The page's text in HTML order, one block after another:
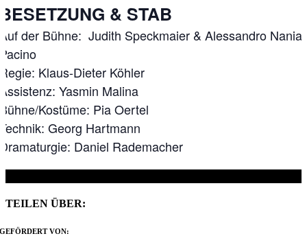
BESETZUNG & STAB
Auf der Bühne: Judith Speckmaier & Alessandro Nania
Pacino
Regie: Klaus-Dieter Köhler
Assistenz: Yasmin Malina
Bühne/Kostüme: Pia Oertel
Technik: Georg Hartmann
Dramaturgie: Daniel Rademacher
TEILEN ÜBER:
Facebook
X
Reddit
LinkedIn
WhatsApp
Tumblr
Pinterest
Vk
Xing
E-
GEFÖRDERT VON: